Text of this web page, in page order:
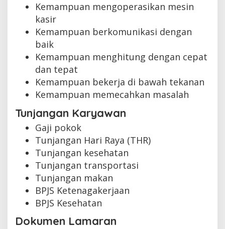
Kemampuan mengoperasikan mesin
kasir
Kemampuan berkomunikasi dengan
baik
Kemampuan menghitung dengan cepat
dan tepat
Kemampuan bekerja di bawah tekanan
Kemampuan memecahkan masalah
Tunjangan Karyawan
Gaji pokok
Tunjangan Hari Raya (THR)
Tunjangan kesehatan
Tunjangan transportasi
Tunjangan makan
BPJS Ketenagakerjaan
BPJS Kesehatan
Dokumen Lamaran